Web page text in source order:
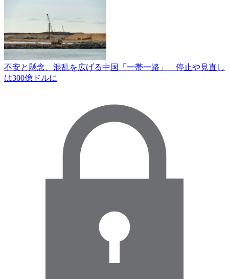
不安と懸念、混乱を広げる中国「一帯一路」 停止や見直し
は300億ドルに